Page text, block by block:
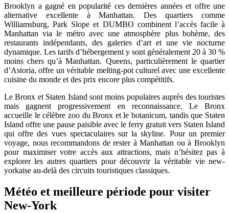
Brooklyn a gagné en popularité ces dernières années et offre une
alternative excellente à Manhattan. Des quartiers comme
Williamsburg, Park Slope et DUMBO combinent l’accès facile à
Manhattan via le métro avec une atmosphère plus bohème, des
restaurants indépendants, des galeries d’art et une vie nocturne
dynamique. Les tarifs d’hébergement y sont généralement 20 à 30 %
moins chers qu’à Manhattan. Queens, particulièrement le quartier
d’Astoria, offre un véritable melting-pot culturel avec une excellente
cuisine du monde et des prix encore plus compétitifs.
Le Bronx et Staten Island sont moins populaires auprès des touristes
mais gagnent progressivement en reconnaissance. Le Bronx
accueille le célèbre zoo du Bronx et le botanicum, tandis que Staten
Island offre une pause paisible avec le ferry gratuit vers Staten Island
qui offre des vues spectaculaires sur la skyline. Pour un premier
voyage, nous recommandons de rester à Manhattan ou à Brooklyn
pour maximiser votre accès aux attractions, mais n’hésitez pas à
explorer les autres quartiers pour découvrir la véritable vie new-
yorkaise au-delà des circuits touristiques classiques.
Météo et meilleure période pour visiter
New-York